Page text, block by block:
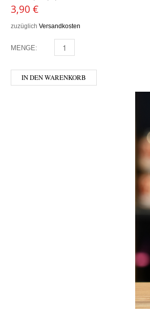
3,90 €
zuzüglich Versandkosten
MENGE: THORNBRIDGE - JAIPUR MENGE
IN DEN WARENKORB